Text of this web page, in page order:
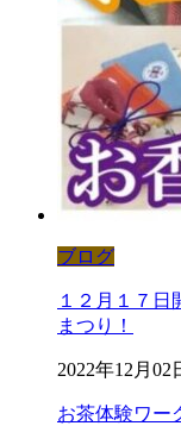
ブログ
１２月１７日
まつり！
2022年12月02
お茶体験ワー